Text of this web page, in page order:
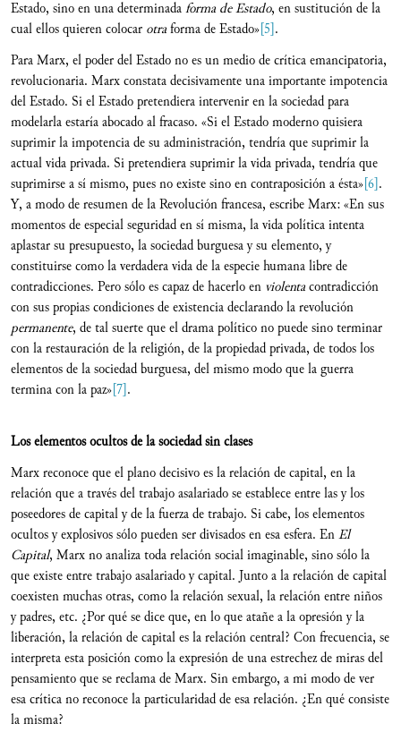
Estado, sino en una determinadaforma de Estado, en sustitución de la
cual ellos quieren colocar otraforma de Estado»[5].
Para Marx, el poder del Estado no es un medio de crítica emancipatoria,
revolucionaria. Marx constata decisivamente una importante impotencia
del Estado. Si el Estado pretendiera intervenir en la sociedad para
modelarla estaría abocado al fracaso. «Si el Estado moderno quisiera
suprimir la impotencia de su administración, tendría que suprimir la
actual vida privada. Si pretendiera suprimir la vida privada, tendría que
suprimirse a sí mismo, pues no existe sino en contraposición a ésta»[6].
Y, a modo de resumen de la Revolución francesa, escribe Marx: «En sus
momentos de especial seguridad en sí misma, la vida política intenta
aplastar su presupuesto, la sociedad burguesa y su elemento, y
constituirse como la verdadera vida de la especie humana libre de
contradicciones. Pero sólo es capaz de hacerlo en violentacontradicción
con sus propias condiciones de existencia declarando la revolución
permanente, de tal suerte que el drama político no puede sino terminar
con la restauración de la religión, de la propiedad privada, de todos los
elementos de la sociedad burguesa, del mismo modo que la guerra
termina con la paz»[7].
Los elementos ocultos de la sociedad sin clases
Marx reconoce que el plano decisivo es la relación de capital, en la
relación que a través del trabajo asalariado se establece entre las y los
poseedores de capital y de la fuerza de trabajo. Si cabe, los elementos
ocultos y explosivos sólo pueden ser divisados en esa esfera. EnEl
Capital, Marx no analiza toda relación social imaginable, sino sólo la
que existe entre trabajo asalariado y capital. Junto a la relación de capital
coexisten muchas otras, como la relación sexual, la relación entre niños
y padres, etc. ¿Por qué se dice que, en lo que atañe a la opresión y la
liberación, la relación de capital es la relación central? Con frecuencia, se
interpreta esta posición como la expresión de una estrechez de miras del
pensamiento que se reclama de Marx. Sin embargo, a mi modo de ver
esa crítica no reconoce la particularidad de esa relación. ¿En qué consiste
la misma?